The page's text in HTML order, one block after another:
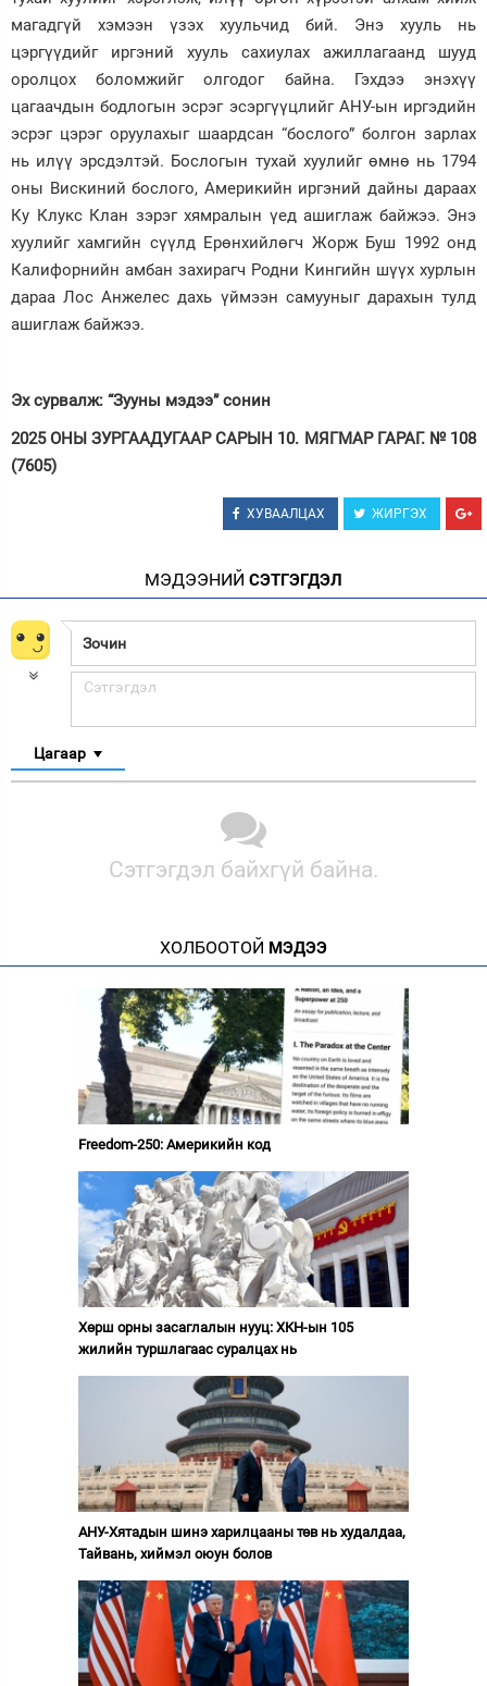
магадгүй хэмээн үзэх хуульчид бий. Энэ хууль нь
цэргүүдийг иргэний хууль сахиулах ажиллагаанд шууд
оролцох боломжийг олгодог байна. Гэхдээ энэхүү
цагаачдын бодлогын эсрэг эсэргүүцлийг АНУ-ын иргэдийн
эсрэг цэрэг оруулахыг шаардсан “бослого” болгон зарлах
нь илүү эрсдэлтэй. Бослогын тухай хуулийг өмнө нь 1794
оны Вискиний бослого, Америкийн иргэний дайны дараах
Ку Клукс Клан зэрэг хямралын үед ашиглаж байжээ. Энэ
хуулийг хамгийн сүүлд Ерөнхийлөгч Жорж Буш 1992 онд
Калифорнийн амбан захирагч Родни Кингийн шүүх хурлын
дараа Лос Анжелес дахь үймээн самууныг дарахын тулд
ашиглаж байжээ.
Эх сурвалж: “Зууны мэдээ” сонин
2025 ОНЫ ЗУРГААДУГААР САРЫН 10. МЯГМАР ГАРАГ. № 108
(7605)
ХУВААЛЦАХ ЖИРГЭХ
МЭДЭЭНИЙ СЭТГЭГДЭЛ
Цагаар
Сэтгэгдэл байхгүй байна.
ХОЛБООТОЙ МЭДЭЭ
Freedom-250: Америкийн код
Хөрш орны засаглалын нууц: ХКН-ын 105
жилийн туршлагаас суралцах нь
АНУ-Хятадын шинэ харилцааны төв нь худалдаа,
Тайвань, хиймэл оюун болов